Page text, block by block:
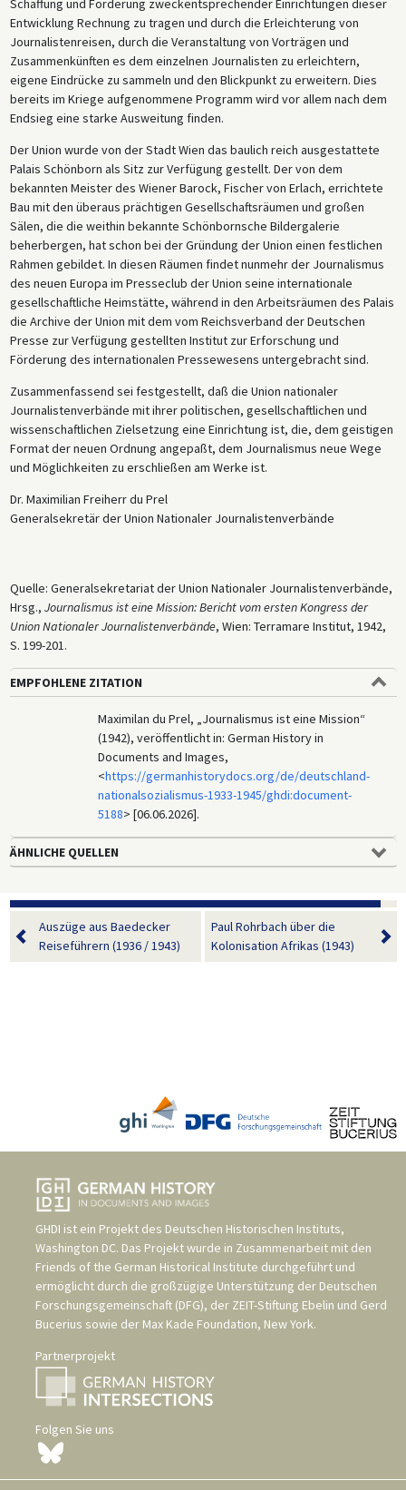
Schaffung und Förderung zweckentsprechender Einrichtungen dieser
Entwicklung Rechnung zu tragen und durch die Erleichterung von
Journalistenreisen, durch die Veranstaltung von Vorträgen und
Zusammenkünften es dem einzelnen Journalisten zu erleichtern,
eigene Eindrücke zu sammeln und den Blickpunkt zu erweitern. Dies
bereits im Kriege aufgenommene Programm wird vor allem nach dem
Endsieg eine starke Ausweitung finden.
Der Union wurde von der Stadt Wien das baulich reich ausgestattete
Palais Schönborn als Sitz zur Verfügung gestellt. Der von dem
bekannten Meister des Wiener Barock, Fischer von Erlach, errichtete
Bau mit den überaus prächtigen Gesellschaftsräumen und großen
Sälen, die die weithin bekannte Schönbornsche Bildergalerie
beherbergen, hat schon bei der Gründung der Union einen festlichen
Rahmen gebildet. In diesen Räumen findet nunmehr der Journalismus
des neuen Europa im Presseclub der Union seine internationale
gesellschaftliche Heimstätte, während in den Arbeitsräumen des Palais
die Archive der Union mit dem vom Reichsverband der Deutschen
Presse zur Verfügung gestellten Institut zur Erforschung und
Förderung des internationalen Pressewesens untergebracht sind.
Zusammenfassend sei festgestellt, daß die Union nationaler
Journalistenverbände mit ihrer politischen, gesellschaftlichen und
wissenschaftlichen Zielsetzung eine Einrichtung ist, die, dem geistigen
Format der neuen Ordnung angepaßt, dem Journalismus neue Wege
und Möglichkeiten zu erschließen am Werke ist.
Dr. Maximilian Freiherr du Prel
Generalsekretär der Union Nationaler Journalistenverbände
Quelle: Generalsekretariat der Union Nationaler Journalistenverbände,
Hrsg., Journalismus ist eine Mission: Bericht vom ersten Kongress der
Union Nationaler Journalistenverbände, Wien: Terramare Institut, 1942,
S. 199-201.
EMPFOHLENE ZITATION
Maximilan du Prel, „Journalismus ist eine Mission“
(1942), veröffentlicht in: German History in
Documents and Images,
<https://germanhistorydocs.org/de/deutschland-
nationalsozialismus-1933-1945/ghdi:document-
5188> [06.06.2026].
ÄHNLICHE QUELLEN
Auszüge aus Baedecker
Reiseführern (1936 / 1943)
Paul Rohrbach über die
Kolonisation Afrikas (1943)
GHDI ist ein Projekt des Deutschen Historischen Instituts,
Washington DC. Das Projekt wurde in Zusammenarbeit mit den
Friends of the German Historical Institute durchgeführt und
ermöglicht durch die großzügige Unterstützung der Deutschen
Forschungsgemeinschaft (DFG), der ZEIT-Stiftung Ebelin und Gerd
Bucerius sowie der Max Kade Foundation, New York.
Partnerprojekt
Folgen Sie uns